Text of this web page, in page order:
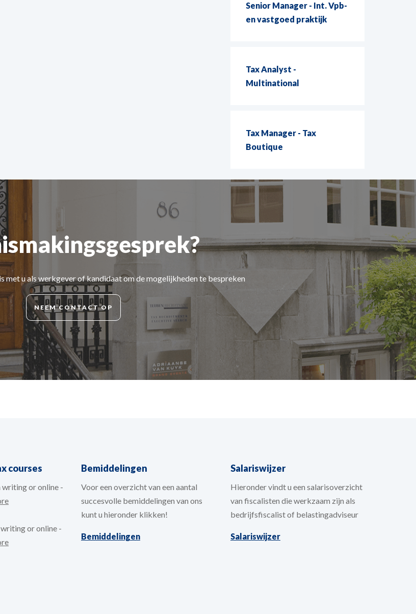
Senior Manager - Int. Vpb-
en vastgoed praktijk
Tax Analyst -
Multinational
Tax Manager - Tax
Boutique
met u als werkgever of kandidaat om de mogelijkheden te bespreken
NEEM CONTACT OP
courses
or online -
or online -
Bemiddelingen
Voor een overzicht van een aantal
succesvolle bemiddelingen van ons
kunt u hieronder klikken!
Bemiddelingen
Salariswijzer
Hieronder vindt u een salarisoverzicht
van fiscalisten die werkzaam zijn als
bedrijfsfiscalist of belastingadviseur
Salariswijzer